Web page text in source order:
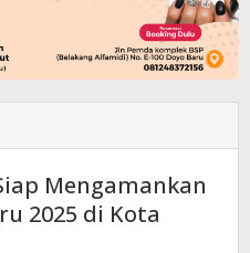
Mengamankan
2025 di Kota